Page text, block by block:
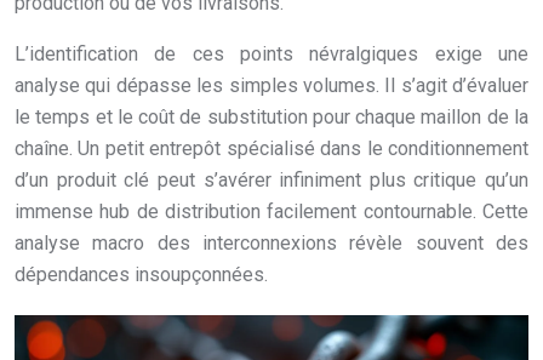
L’identification de ces points névralgiques exige une
analyse qui dépasse les simples volumes. Il s’agit d’évaluer
le temps et le coût de substitution pour chaque maillon de la
chaîne. Un petit entrepôt spécialisé dans le conditionnement
d’un produit clé peut s’avérer infiniment plus critique qu’un
immense hub de distribution facilement contournable. Cette
analyse macro des interconnexions révèle souvent des
dépendances insoupçonnées.